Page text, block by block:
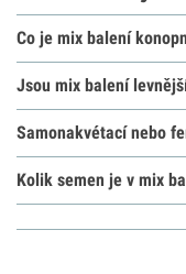
Co je mix balení
Jsou mix balení
Samonakvétací nebo
Kolik semen je v mix